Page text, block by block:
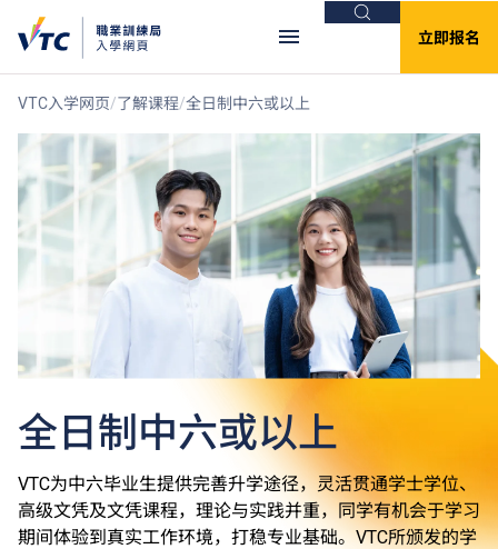
搜索
立即报名
VTC入学网页 了解课程 全日制中六或以上
全日制中六或以上
VTC为中六毕业生提供完善升学途径，灵活贯通学士学位、
高级文凭及文凭课程，理论与实践并重，同学有机会于学习
期间体验到真实工作环境，打稳专业基础。VTC所颁发的学